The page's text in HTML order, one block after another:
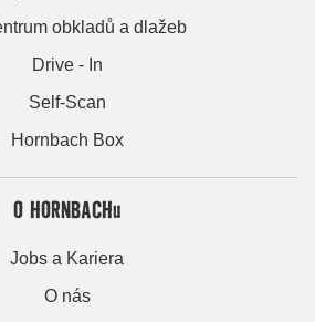
obkladů a dlažeb
Drive - In
Self-Scan
Hornbach Box
O HORNBACHu
Jobs a Kariera
O nás